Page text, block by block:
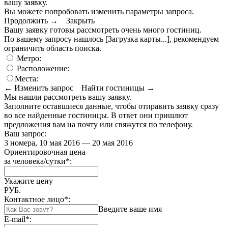
вашу заявку.
Вы можете попробовать изменить параметры запроса.
Продолжить →
Закрыть
Вашу заявку готовы рассмотреть очень много гостиниц.
По вашему запросу нашлось [Загрузка карты...], рекомендуем
ограничить область поиска.
Метро:
Расположение:
Места:
← Изменить запрос
Найти гостиницы →
Мы нашли рассмотреть вашу заявку.
Заполните оставшиеся данные, чтобы отправить заявку сразу
во все найденные гостиницы. В ответ они пришлют
предложения вам на почту или свяжутся по телефону.
Ваш запрос:
3 номера, 10 мая 2016 — 20 мая 2016
Ориентировочная цена
за человека/сутки*:
Укажите цену
РУБ.
Контактное лицо*:
Введите ваше имя
E-mail*: